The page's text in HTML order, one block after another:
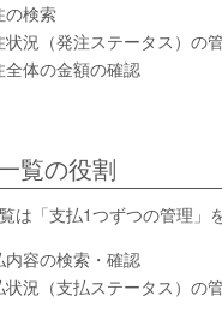
の検索
状況（発注ステータス）の
全体の金額の確認
覧の役割
は「支払1つずつの管理」
内容の検索・確認
状況（支払ステータス）の